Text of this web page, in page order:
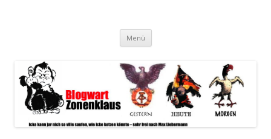
spiegeln im wesentlichen den Gesundheitszustand dieser unserer
Menü Zum
springen